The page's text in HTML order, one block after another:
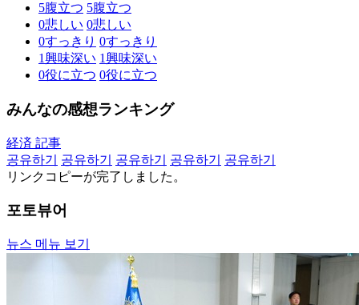
5腹立つ 5腹立つ
0悲しい 0悲しい
0すっきり 0すっきり
1興味深い 1興味深い
0役に立つ 0役に立つ
みんなの感想ランキング
経済 記事
공유하기
공유하기 공유하기 공유하기
공유하기
リンクコピーが完了しました。
포토뷰어
뉴스 메뉴 보기